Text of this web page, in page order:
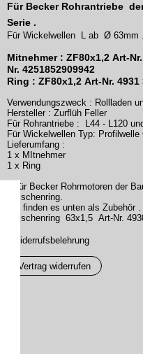
Für Becker Rohrantriebe
Serie .
Für Wickelwellen L ab Ø 63mm .
Mitnehmer : ZF80x1,2 Art-
Nr. 4251852909942
Ring : ZF80x1,2 Art-Nr. 4931
Verwendungszweck : Rollladen
Hersteller : Zurflüh Feller
Für Rohrantriebe : L44 - L120
Für Wickelwellen Typ:
Lieferumfang :
1 x MItnehmer
1 x Ring
* Für Becker Rohrmotoren der
Zwischenring.
Sie finden es unten als Zubehör .
Zwischenring 63x1,5 Art-Nr.
▸Widerrufsbelehrung
Vertrag widerrufen